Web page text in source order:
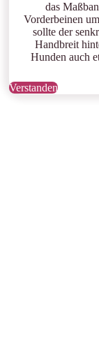
das
Vorderbeinen
sollte der
Handbreit
Hunden auch
Verstanden